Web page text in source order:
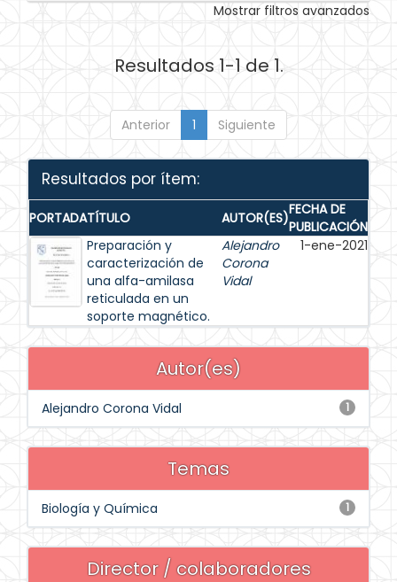
Mostrar filtros avanzados
Resultados 1-1 de 1.
Anterior 1 Siguiente
Resultados por ítem:
PORTADATÍTULO AUTOR(ES)FECHA DE
PUBLICACIÓN
Preparación y
caracterización de
una alfa-amilasa
reticulada en un
soporte magnético.
Alejandro
Corona
Vidal
1-ene-2021
Autor(es)
1
Alejandro Corona Vidal
Temas
1
Biología y Química
Director / colaboradores